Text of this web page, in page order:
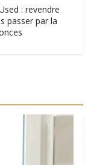
: revendre
passer par la